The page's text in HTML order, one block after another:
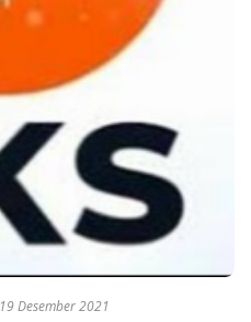
19 Desember 2021